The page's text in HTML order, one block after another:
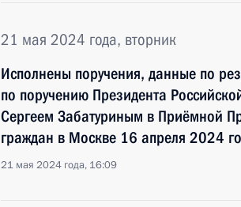
21 мая 2024 года, вторник
Исполнены поручения, данные по
по поручению Президента
Сергеем Забатуриным в Приёмной
граждан в Москве 16 апреля 2024
21 мая 2024 года, 16:09